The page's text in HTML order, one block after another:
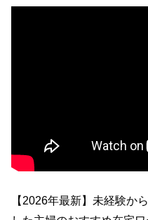
【2026年最新】未経験か